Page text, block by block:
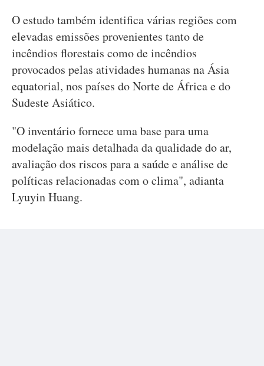
O estudo também identifica várias regiões com
elevadas emissões provenientes tanto de
incêndios florestais como de incêndios
provocados pelas atividades humanas na Ásia
equatorial, nos países do Norte de África e do
Sudeste Asiático.
"O inventário fornece uma base para uma
modelação mais detalhada da qualidade do ar,
avaliação dos riscos para a saúde e análise de
políticas relacionadas com o clima", adianta
Lyuyin Huang.